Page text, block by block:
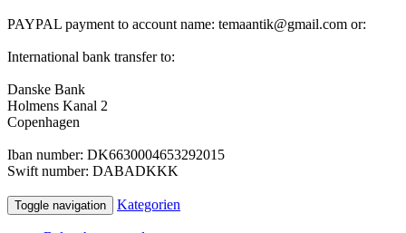
PAYPAL payment to account name: temaantik@gmail.com or:
International bank transfer to:
Danske Bank
Holmens Kanal 2
Copenhagen
Iban number: DK6630004653292015
Swift number: DABADKKK
Toggle navigation Kategorien